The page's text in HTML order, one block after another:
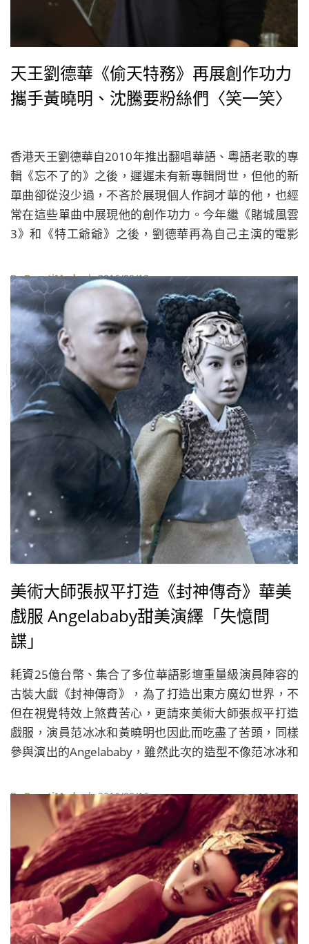
天王劉德華《偷天特務》再展創作功力
攜手黃曉明、沈騰要粉絲們〈笑一笑〉
香港天王劉德華自2010年推出翻唱華語、粵語老歌的專
輯《忘不了的》之後，遲遲未有新專輯問世，但他的新
單曲卻從沒少過，不吝於展現個人作詞才華的他，也經
常在這些單曲中展現他的創作功力。今年繼《賭城風雲
3》和《特工爺爺》之後，劉德華再為自己主演的電影
讓這些苦苦等候新專輯的粉絲們〈笑一笑〉。
ByBeautiMode| 2016/09/13
美術大師張叔平打造《封神傳奇》華美
戲服 Angelababy甜美演繹「失憶間
諜」
耗資25億台幣、集合了多位華語影壇重量級演員陣容的
古裝大戲《封神傳奇》，為了打造出東方魔幻世界，不
但在視覺特效上煞費苦心，更請來美術大師張叔平打造
戲服，演員范冰冰和黃曉明也因此而吃盡了苦頭，同樣
參與演出的Angelababy，雖然此次的造型不像范冰冰和
來相當辛苦。
ByBeautiMode| 2016/08/16